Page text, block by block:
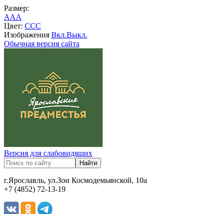
Размер:
AAA
Цвет: CCC
Изображения Вкл.Выкл.
Обычная версия сайта
Версия для слабовидящих
г.Ярославль, ул.Зои Космодемьянской, 10а
+7 (4852) 72-13-19